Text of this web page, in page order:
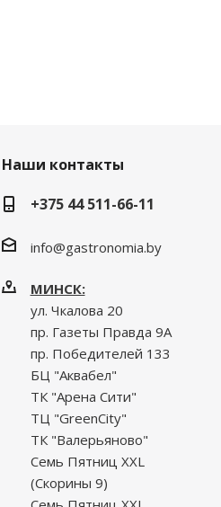
Наши контакты
+375 44 511-66-11
info@gastronomia.by
МИНСК:
ул. Чкалова 20
пр. Газеты Правда 9А
пр. Победителей 133
БЦ "Аквабел"
ТК "Арена Сити"
ТЦ "GreenCity"
ТК "Валерьяново"
Семь Пятниц XXL
(Скорины 9)